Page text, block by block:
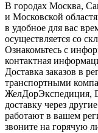
В городах Москва,
и Московской
в удобное для вас
осуществляется со
Ознакомьтесь с
контактная
Доставка заказов в
транспортными
ЖелДорЭкспедиция,
доставку через
работают в вашем
звоните на горячую